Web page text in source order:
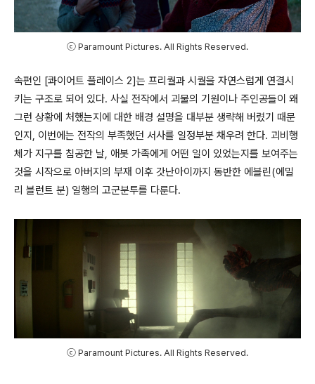
ⓒ Paramount Pictures. All Rights Reserved.
속편인 [콰이어트 플레이스 2]는 프리퀄과 시퀄을 자연스럽게 연결시
키는 구조로 되어 있다. 사실 전작에서 괴물의 기원이나 주인공들이 왜
그런 상황에 처했는지에 대한 배경 설명을 대부분 생략해 버렸기 때문
인지, 이번에는 전작의 부족했던 서사를 일정부분 채우려 한다. 괴비행
체가 지구를 침공한 날, 애봇 가족에게 어떤 일이 있었는지를 보여주는
것을 시작으로 아버지의 부재 이후 갓난아이까지 동반한 에블린(에밀
리 블런트 분) 일행의 고군분투를 다룬다.
ⓒ Paramount Pictures. All Rights Reserved.